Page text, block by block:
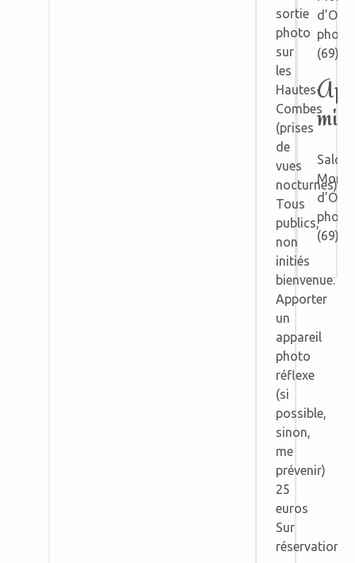
d’Or
(69)
midi
Salon
Monts
d’Or
(69)
sortie
photo
sur
les
Hautes-
Combes
(prises
de
vues
nocturnes)
Tous
publics,
non
initiés
bienvenue.
Apporter
un
appareil
photo
réflexe
(si
possible,
sinon,
me
prévenir)
25
euros
Sur
réservation